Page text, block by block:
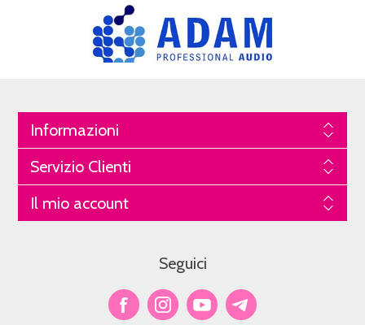
Informazioni
Servizio Clienti
Il mio account
Seguici